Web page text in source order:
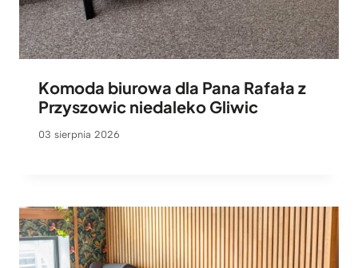
Komoda biurowa dla Pana Rafała z
Przyszowic niedaleko Gliwic
03 sierpnia 2026